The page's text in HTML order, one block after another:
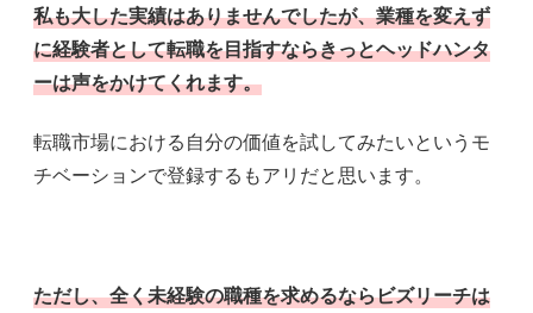
私も大した実績はありませんでしたが、業種を変えず
に経験者として転職を目指すならきっとヘッドハンタ
ーは声をかけてくれます。
転職市場における自分の価値を試してみたいというモ
チベーションで登録するもアリだと思います。
ただし、全く未経験の職種を求めるならビズリーチは